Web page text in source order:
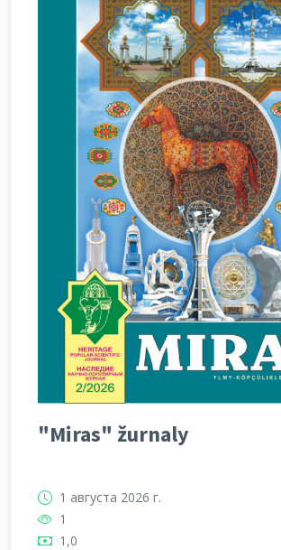
"Miras" žurnaly
1 августа 2026 г.
1
1,0